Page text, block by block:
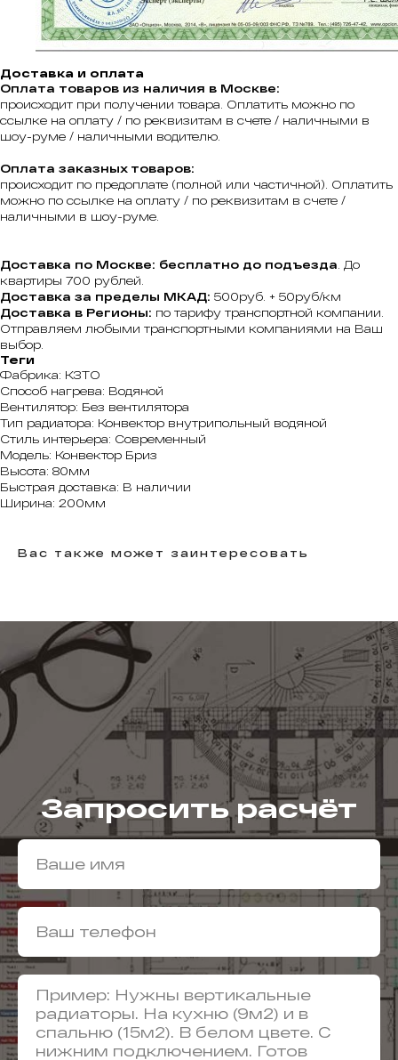
Доставка и оплата
Оплата товаров из наличия в Москве:
происходит при получении товара. Оплатить можно по
ссылке на оплату / по реквизитам в счете / наличными в
шоу-руме / наличными водителю.
Оплата заказных товаров:
происходит по предоплате (полной или частичной). Оплатить
можно по ссылке на оплату / по реквизитам в счете /
наличными в шоу-руме.
Доставка по Москве: бесплатно до подъезда . До
квартиры 700 рублей.
Доставка за пределы МКАД: 500руб. + 50руб/км
Доставка в Регионы: по тарифу транспортной компании.
Отправляем любыми транспортными компаниями на Ваш
выбор.
Теги
Фабрика: КЗТО
Способ нагрева: Водяной
Вентилятор: Без вентилятора
Тип радиатора: Конвектор внутрипольный водяной
Стиль интерьера: Современный
Модель: Конвектор Бриз
Высота: 80мм
Быстрая доставка: В наличии
Ширина: 200мм
Вас также может заинтересовать
Запросить расчёт